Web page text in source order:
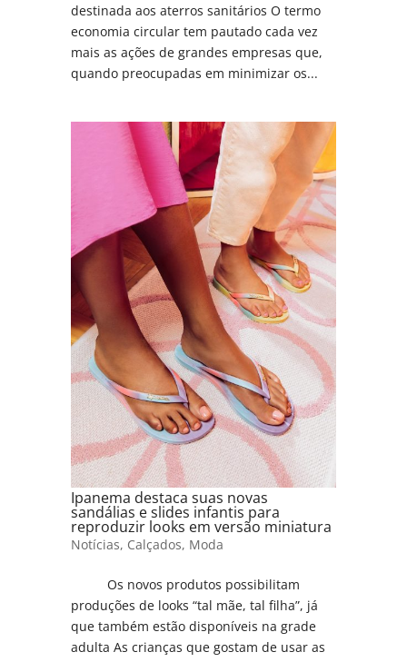
destinada aos aterros sanitários O termo
economia circular tem pautado cada vez
mais as ações de grandes empresas que,
quando preocupadas em minimizar os...
Ipanema destaca suas novas
sandálias e slides infantis para
reproduzir looks em versão miniatura
Notícias, Calçados, Moda
Os novos produtos possibilitam
produções de looks “tal mãe, tal filha”, já
que também estão disponíveis na grade
adulta As crianças que gostam de usar as